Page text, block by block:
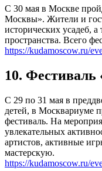
С 30 мая в Москве
Москвы». Жители и
исторических усадеб,
пространства. Всего
https://kudamoscow.ru/
10. Фестиваль
С 29 по 31 мая в
детей, в Москвариуме
фестиваль. На
увлекательных
артистов, активные
мастерскую.
https://kudamoscow.ru/